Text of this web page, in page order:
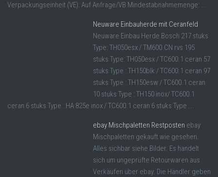
Verpackungseinheit (VE): Auf Anfrage/VB Mindestabnahmemenge: ...
Neuware Einbauherde mit Ceranfeld
Neuware Einbau Herde Bosch 217 stuks
Type: TH050esx / TM600.CN rvs 195
stuks Type: TH050esx / TC600.1 ceran 57
stuks Type : TH150blk / TC600.1 ceran 97
stuks Type : TH150esw / TC600.1 ceran
10 stuks Type : TH150 inox/ TC600.1
ceran 6 stuks Type : HA 825e inox / TC600.1 ceran 6 stuks Type ...
ebay Mischpaletten Restposten ebay
Mischpaletten gekauft wie gesehen.
Alles sichbar siehe Bilder. Es handelt
sich um ungeprüfte Retourwaren aus
Verkäufen über ebay. Die Händler geben